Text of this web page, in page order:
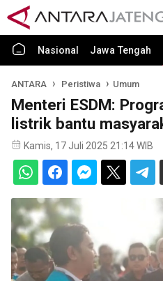
Nasional Jawa Tengah
ANTARA Peristiwa Umum
Menteri ESDM:
listrik bantu
Kamis, 17 Juli 2025 21:14 WIB